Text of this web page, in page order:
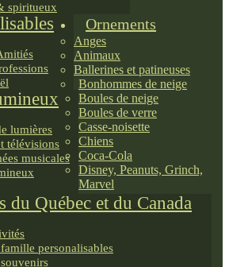
spiritueux
lumières
télévisions
musicales
du Québec et du Canada
personalisables
Ornements
Anges
Animaux
Ballerines et patineuses
Bonhommes de neige
Boules de neige
Boules de verre
Casse-noisette
Chiens
Coca-Cola
Disney, Peanuts, Grinch,
Marvel